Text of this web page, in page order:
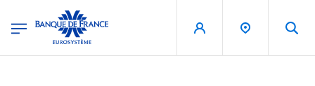
Banque de France - Menu Principal